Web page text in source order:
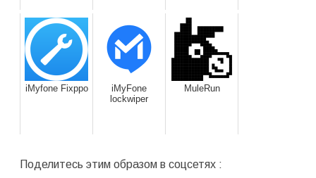
iMyfone Fixppo
iMyFone
lockwiper
MuleRun
Поделитесь этим образом в соцсетях :